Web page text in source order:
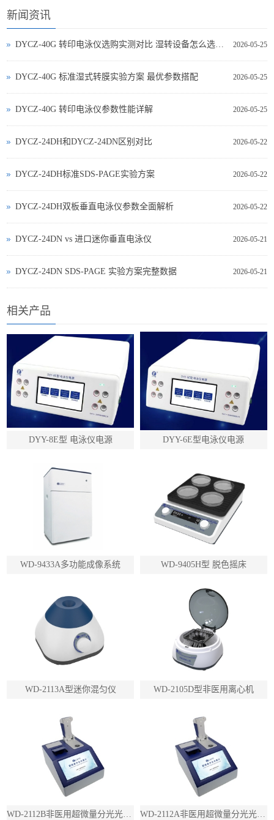
新闻资讯
2026-05-25
DYCZ-40G 转印电泳仪选购实测对比 湿转设备怎么选不踩坑
2026-05-25
DYCZ-40G 标准湿式转膜实验方案 最优参数搭配
2026-05-25
DYCZ-40G 转印电泳仪参数性能详解
2026-05-22
DYCZ-24DH和DYCZ-24DN区别对比
2026-05-22
DYCZ-24DH标准SDS-PAGE实验方案
2026-05-22
DYCZ-24DH双板垂直电泳仪参数全面解析
2026-05-21
DYCZ‑24DN vs 进口迷你垂直电泳仪
2026-05-21
DYCZ‑24DN SDS‑PAGE 实验方案完整数据
相关产品
DYY-8E型 电泳仪电源 DYY-6E型电泳仪电源
WD-9433A多功能成像系统 WD-9405H型 脱色摇床
WD-2113A型迷你混匀仪 WD-2105D型非医用离心机
WD-2112B非医用超微量分光光度计（带荧光） WD-2112A非医用超微量分光光度计（不带荧光）